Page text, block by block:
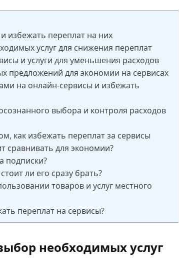
избежать переплат на них
услуг для снижения переплат
и услуги для уменьшения расходов
предложений для экономии на сервисах
на онлайн-сервисы и избежать
выбора и контроля расходов
как избежать переплат за сервисы
сравнивать для экономии?
подписки?
ли его сразу брать?
товаров и услуг местного
переплат на сервисы?
необходимых услуг